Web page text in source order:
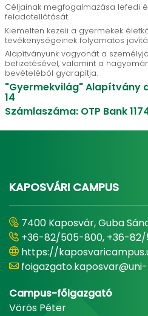
Céljainak megfogalmazása lefedi
feladatellátását.
Kiemelten kezeli a gyermekek
tevékenységeinek folyamatos
Alapítványunk vagyonát a
befizetésével, valamint a
bevételéből gyarapítja.
"Gyermekvilág" Alapítvány
14
Számlaszáma: OTP Bank
KAPOSVÁRI CAMPUS
7400 Kaposvár, Guba
+36-82/505-800, +36-
https://
Campus-főigazgató
Vörös Péter